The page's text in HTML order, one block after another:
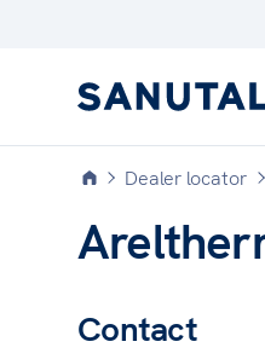
Dealer locator
Contact